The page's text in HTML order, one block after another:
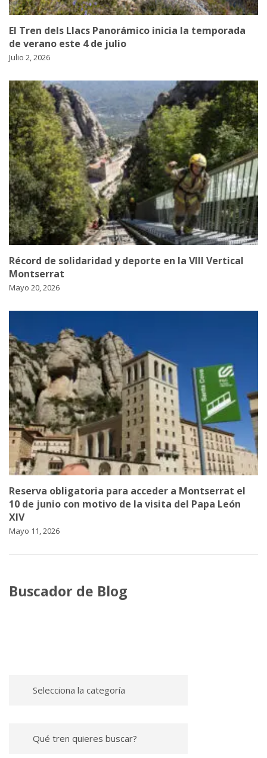
El Tren dels Llacs Panorámico inicia la temporada
de verano este 4 de julio
Julio 2, 2026
Récord de solidaridad y deporte en la VIII Vertical
Montserrat
Mayo 20, 2026
Reserva obligatoria para acceder a Montserrat el
10 de junio con motivo de la visita del Papa León
XIV
Mayo 11, 2026
Buscador de Blog